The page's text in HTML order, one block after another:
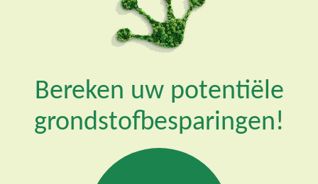
Bereken uw potentiële
grondstofbesparingen!